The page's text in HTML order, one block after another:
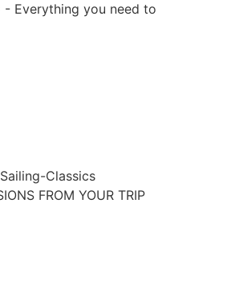
- Everything you need to
Sailing-Classics
FROM YOUR TRIP